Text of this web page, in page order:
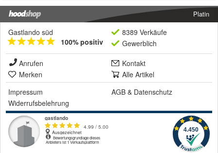
Platin
Gastlando süd
100% positiv
8389 Verkäufe
Gewerblich
Anrufen
Kontakt
Merken
Alle Artikel
Impressum
AGB & Datenschutz
Widerrufsbelehrung